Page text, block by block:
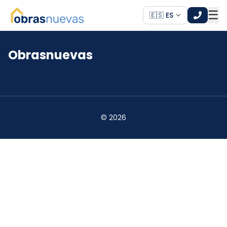
🇪🇸 ES ☰
*
Obrasnuevas
© 2026